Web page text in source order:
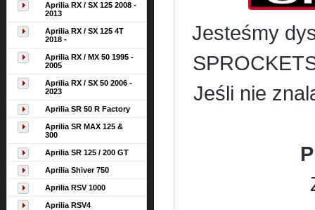
Aprilia RX / SX 125 2008 -
2013
Aprilia RX / SX 125 4T
2018 -
Aprilia RX / MX 50 1995 -
2005
Aprilia RX / SX 50 2006 -
2023
Aprilia SR 50 R Factory
Aprilia SR MAX 125 &
300
Aprilia SR 125 / 200 GT
Aprilia Shiver 750
Aprilia RSV 1000
Aprilia RSV4
Jesteśmy
Jeśli nie